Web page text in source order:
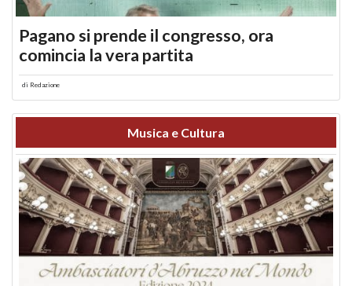
Pagano si prende il congresso, ora
comincia la vera partita
di Redazione
Musica e Cultura